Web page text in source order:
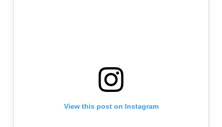
View this post on Instagram